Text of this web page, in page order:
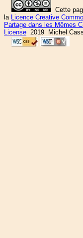
Cette
la Licence Creative
Partage dans les Mêmes
License 2019 Michel